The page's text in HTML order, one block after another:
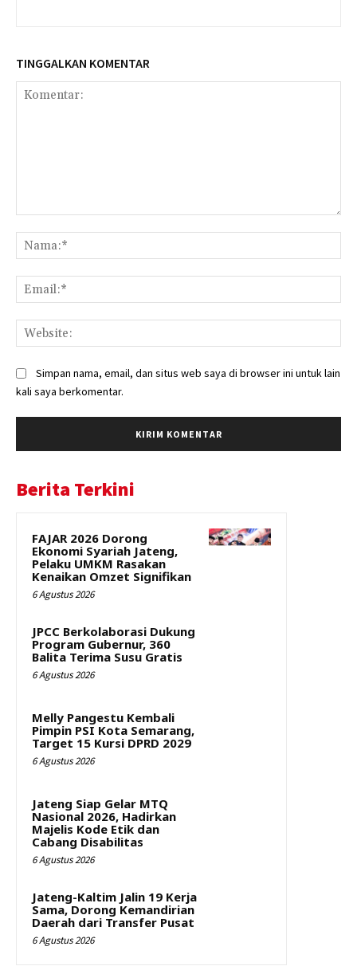
TINGGALKAN KOMENTAR
Simpan nama, email, dan situs web saya di browser ini untuk lain
kali saya berkomentar.
Berita Terkini
FAJAR 2026 Dorong
Ekonomi Syariah Jateng,
Pelaku UMKM Rasakan
Kenaikan Omzet Signifikan
6 Agustus 2026
JPCC Berkolaborasi Dukung
Program Gubernur, 360
Balita Terima Susu Gratis
6 Agustus 2026
Melly Pangestu Kembali
Pimpin PSI Kota Semarang,
Target 15 Kursi DPRD 2029
6 Agustus 2026
Jateng Siap Gelar MTQ
Nasional 2026, Hadirkan
Majelis Kode Etik dan
Cabang Disabilitas
6 Agustus 2026
Jateng-Kaltim Jalin 19 Kerja
Sama, Dorong Kemandirian
Daerah dari Transfer Pusat
6 Agustus 2026